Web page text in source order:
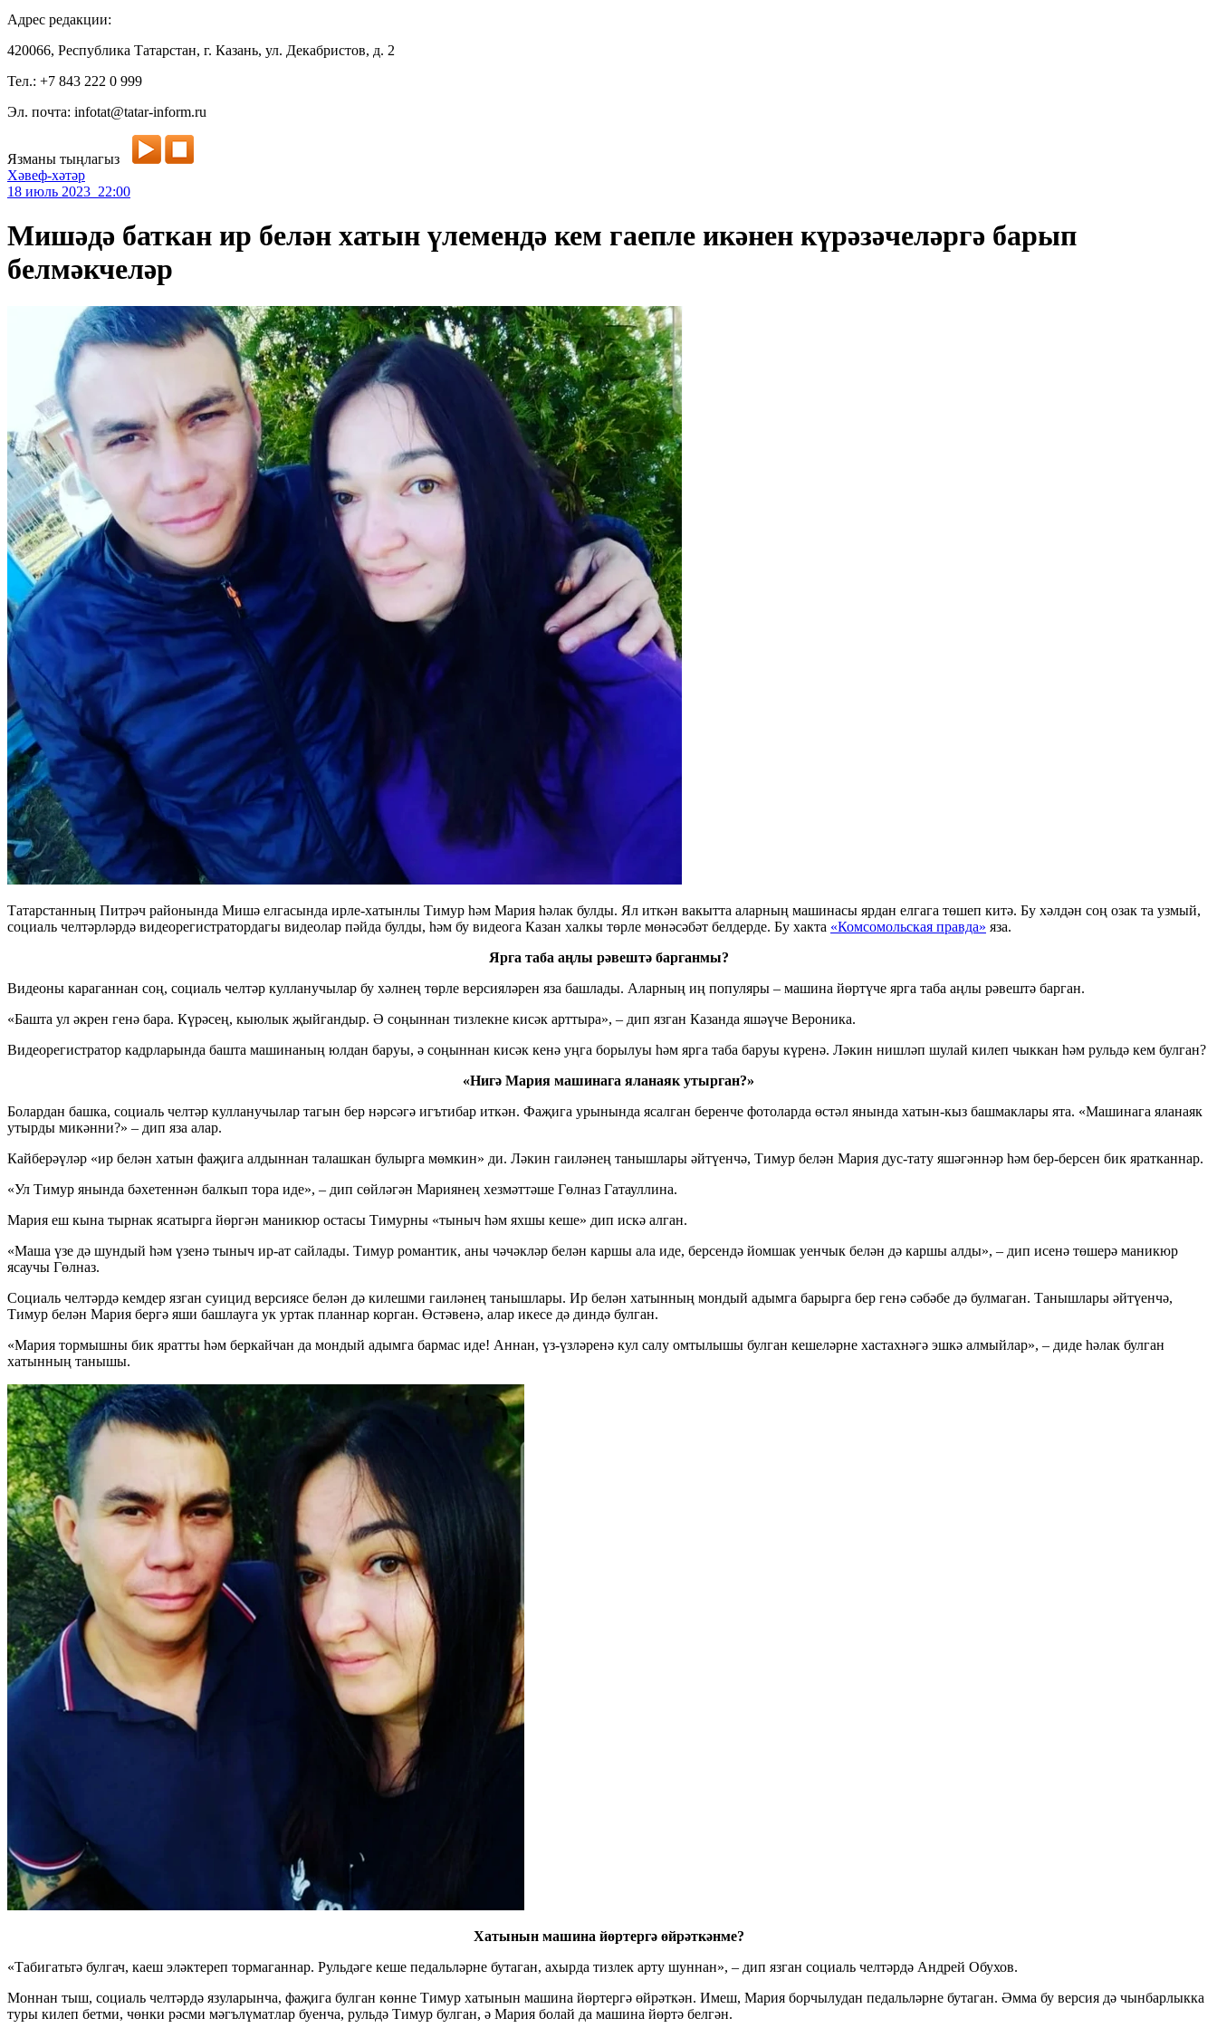
Адрес редакции:
420066, Республика Татарстан, г. Казань, ул. Декабристов, д. 2
Тел.: +7 843 222 0 999
Эл. почта: infotat@tatar-inform.ru
Язманы тыңлагыз
Хәвеф-хәтәр
18 июль 2023 22:00
Мишәдә баткан ир белән хатын үлемендә кем гаепле икәнен күрәзәчеләргә барып
белмәкчеләр
Татарстанның Питрәч районында Мишә елгасында ирле-хатынлы Тимур һәм Мария һәлак булды. Ял иткән вакытта аларның машинасы ярдан елгага төшеп китә. Бу хәлдән соң озак та узмый,
социаль челтәрләрдә видеорегистратордагы видеолар пәйда булды, һәм бу видеога Казан халкы төрле мөнәсәбәт белдерде. Бу хакта «Комсомольская правда» яза.
Ярга таба аңлы рәвештә барганмы?
Видеоны караганнан соң, социаль челтәр кулланучылар бу хәлнең төрле версияләрен яза башлады. Аларның иң популяры – машина йөртүче ярга таба аңлы рәвештә барган.
«Башта ул әкрен генә бара. Күрәсең, кыюлык җыйгандыр. Ә соңыннан тизлекне кисәк арттыра», – дип язган Казанда яшәүче Вероника.
Видеорегистратор кадрларында башта машинаның юлдан баруы, ә соңыннан кисәк кенә уңга борылуы һәм ярга таба баруы күренә. Ләкин нишләп шулай килеп чыккан һәм рульдә кем булган?
«Нигә Мария машинага яланаяк утырган?»
Болардан башка, социаль челтәр кулланучылар тагын бер нәрсәгә игътибар иткән. Фаҗига урынында ясалган беренче фотоларда өстәл янында хатын-кыз башмаклары ята. «Машинага яланаяк
утырды микәнни?» – дип яза алар.
Кайберәүләр «ир белән хатын фаҗига алдыннан талашкан булырга мөмкин» ди. Ләкин гаиләнең танышлары әйтүенчә, Тимур белән Мария дус-тату яшәгәннәр һәм бер-берсен бик яратканнар.
«Ул Тимур янында бәхетеннән балкып тора иде», – дип сөйләгән Мариянең хезмәттәше Гөлназ Гатауллина.
Мария еш кына тырнак ясатырга йөргән маникюр остасы Тимурны «тыныч һәм яхшы кеше» дип искә алган.
«Маша үзе дә шундый һәм үзенә тыныч ир-ат сайлады. Тимур романтик, аны чәчәкләр белән каршы ала иде, берсендә йомшак уенчык белән дә каршы алды», – дип исенә төшерә маникюр
ясаучы Гөлназ.
Социаль челтәрдә кемдер язган суицид версиясе белән дә килешми гаиләнең танышлары. Ир белән хатынның мондый адымга барырга бер генә сәбәбе дә булмаган. Танышлары әйтүенчә,
Тимур белән Мария бергә яши башлауга ук уртак планнар корган. Өстәвенә, алар икесе дә диндә булган.
«Мария тормышны бик яратты һәм беркайчан да мондый адымга бармас иде! Аннан, үз-үзләренә кул салу омтылышы булган кешеләрне хастахнәгә эшкә алмыйлар», – диде һәлак булган
хатынның танышы.
Хатынын машина йөртергә өйрәткәнме?
«Табигатьтә булгач, каеш эләктереп тормаганнар. Рульдәге кеше педальләрне бутаган, ахырда тизлек арту шуннан», – дип язган социаль челтәрдә Андрей Обухов.
Моннан тыш, социаль челтәрдә язуларынча, фаҗига булган көнне Тимур хатынын машина йөртергә өйрәткән. Имеш, Мария борчылудан педальләрне бутаган. Әмма бу версия дә чынбарлыкка
туры килеп бетми, чөнки рәсми мәгълүматлар буенча, рульдә Тимур булган, ә Мария болай да машина йөртә белгән.